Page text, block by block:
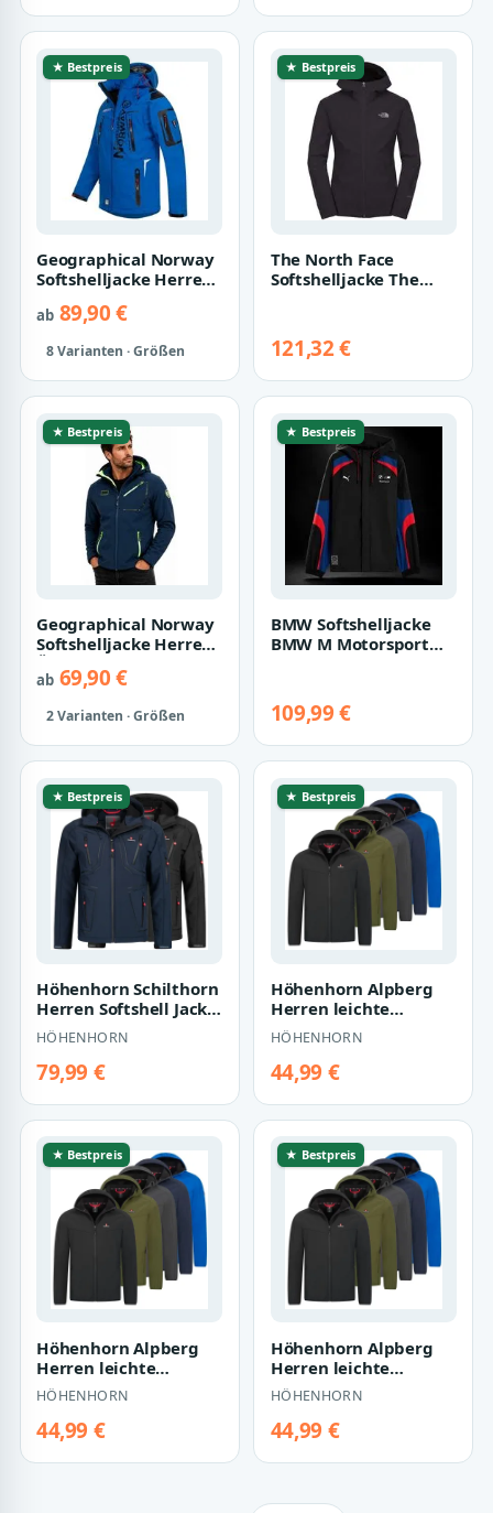
★ Bestpreis
Geographical Norway
Softshelljacke Herren
Softshel…
ab89,90 €
8 Varianten · Größen
★ Bestpreis
The North Face
Softshelljacke The
121,32 €
★ Bestpreis
Geographical Norway
Softshelljacke Herren
Softshell Jac…
ab69,90 €
2 Varianten · Größen
★ Bestpreis
BMW Softshelljacke
BMW M Motorsport
109,99 €
★ Bestpreis
Höhenhorn Schilthorn
Herren Softshell Jacke
Outdoor
Funktionsjacke Fre…
HÖHENHORN
79,99 €
★ Bestpreis
Höhenhorn Alpberg
Herren leichte
Softshell Jacke
Outdoor
Freitzeitjack…
HÖHENHORN
44,99 €
★ Bestpreis
Höhenhorn Alpberg
Herren leichte
Softshell Jacke
Outdoor
Freitzeitjack…
HÖHENHORN
44,99 €
★ Bestpreis
Höhenhorn Alpberg
Herren leichte
Softshell Jacke
Outdoor
Freitzeitjack…
HÖHENHORN
44,99 €